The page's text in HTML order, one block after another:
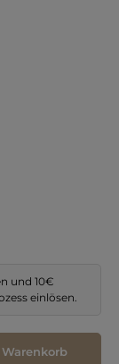
und 10€
einlösen.
die